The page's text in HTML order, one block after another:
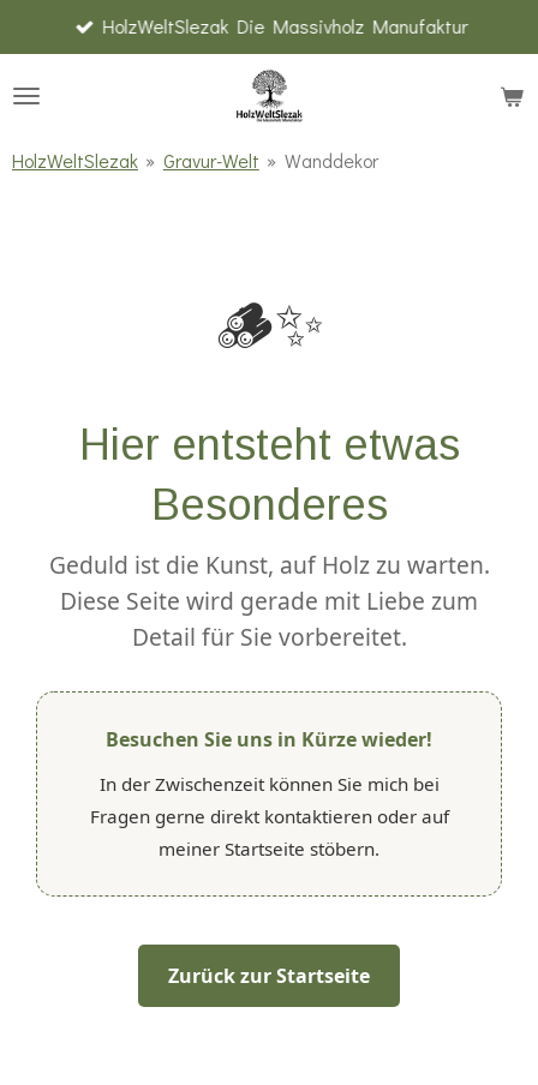
Hauptinhalt
springen
HolzWeltSlezak Die Massivholz Manufaktur
HolzWeltSlezak » Gravur-Welt » Wanddekor
🪵✨
Hier entsteht etwas
Besonderes
Geduld ist die Kunst, auf Holz zu warten.
Diese Seite wird gerade mit Liebe zum
Detail für Sie vorbereitet.
Besuchen Sie uns in Kürze wieder!
In der Zwischenzeit können Sie mich bei
Fragen gerne direkt kontaktieren oder auf
meiner Startseite stöbern.
Zurück zur Startseite